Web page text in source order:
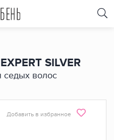
SILVER
волос
Добавить в избранное